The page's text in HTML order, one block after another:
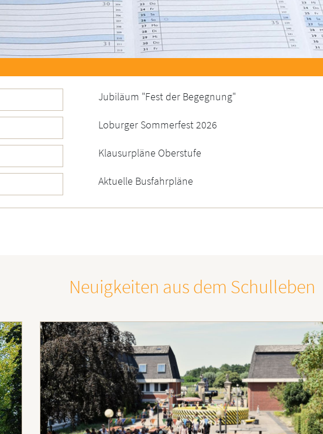
Jubiläum "Fest der Begegnung"
Loburger Sommerfest 2026
Klausurpläne Oberstufe
Aktuelle Busfahrpläne
Neuigkeiten aus dem Schulleben